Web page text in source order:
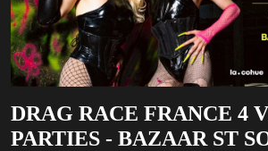
DRAG RACE FRANCE 4
PARTIES - BAZAAR ST